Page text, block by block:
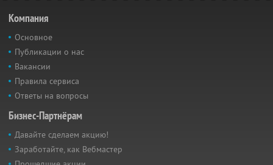
Компания
Основное
Публикации о нас
Вакансии
Правила сервиса
Ответы на вопросы
Бизнес-Партнёрам
Давайте сделаем акцию!
Заработайте, как Вебмастер